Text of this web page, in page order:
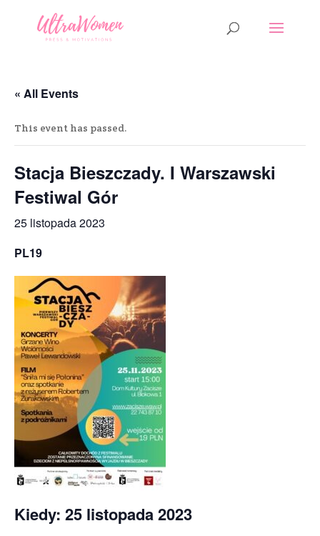
« All Events
This event has passed.
Stacja Bieszczady. I Warszawski
Festiwal Gór
25 listopada 2023
PL19
Kiedy: 25 listopada 2023